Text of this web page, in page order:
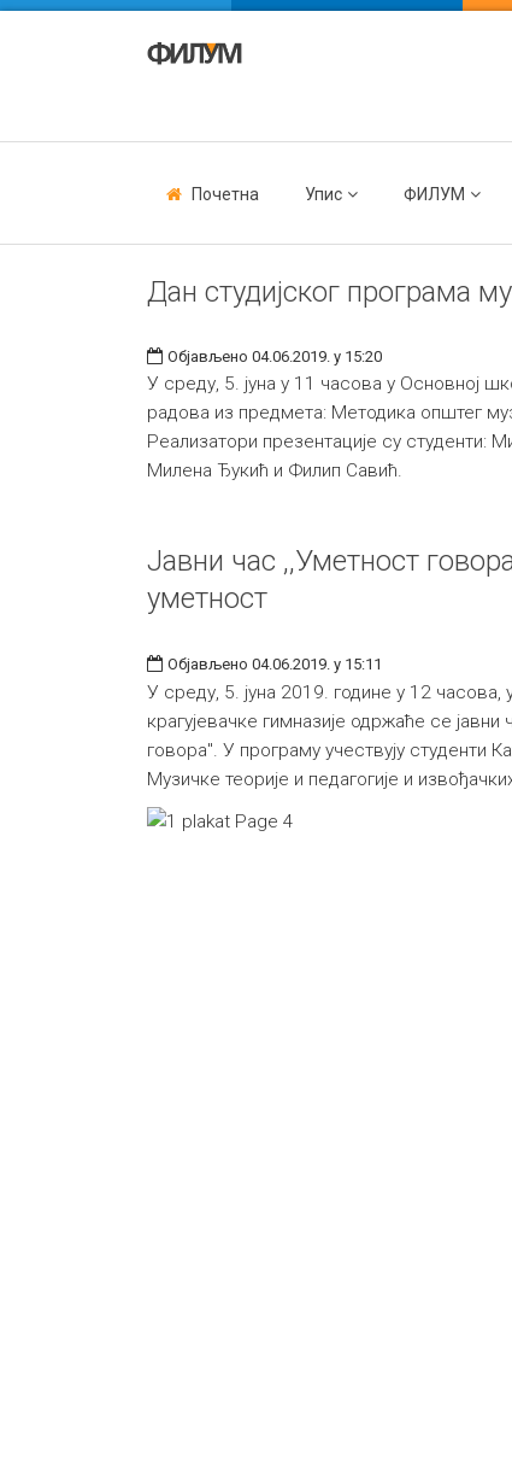
Почетна Упис ФИЛУМ
Дан студијског програма
Објављено 04.06.2019. у 15:20
У среду, 5. јуна у 11 часова у Основној
радова из предмета: Методика општег
Реализатори презентације су
Милена Ђукић и Филип Савић.
Јавни час ,,Уметност
уметност
Објављено 04.06.2019. у 15:11
У среду, 5. јуна 2019. године у 12 часова,
крагујевачке гимназије одржаће се
говора". У програму учествују студенти
Музичке теорије и педагогије и